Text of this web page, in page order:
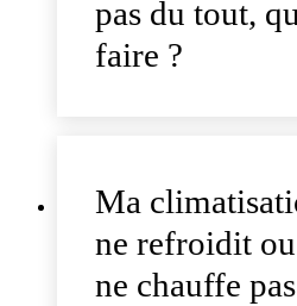
pas du tout,
faire ?
Ma
ne refroidit ou
ne chauffe pas